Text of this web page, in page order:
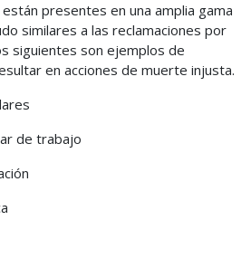
presentes en una amplia gama
similares a las reclamaciones por
siguientes son ejemplos de
en acciones de muerte injusta.
de trabajo